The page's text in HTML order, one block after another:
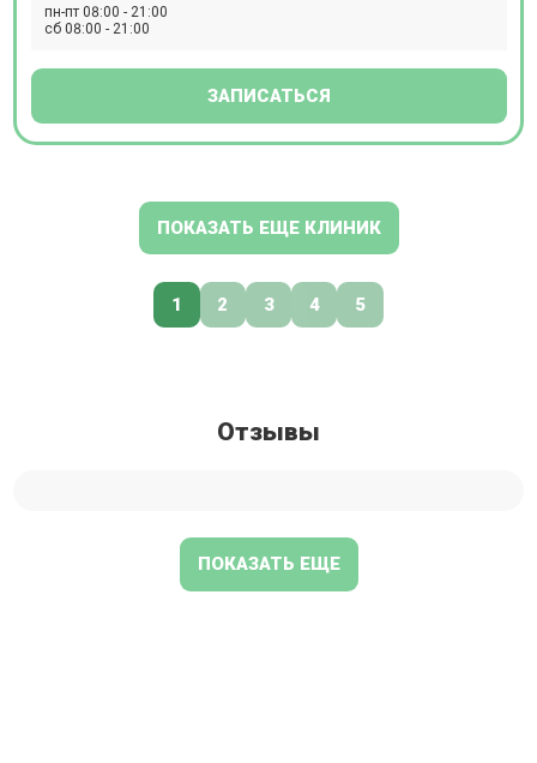
пн-пт 08:00 - 21:00
сб 08:00 - 21:00
ЗАПИСАТЬСЯ
ПОКАЗАТЬ ЕЩЕ КЛИНИК
1 2 3 4 5
Отзывы
ПОКАЗАТЬ ЕЩЕ